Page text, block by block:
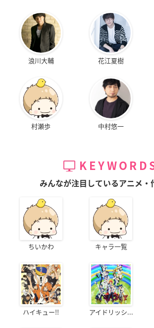
浪川大輔 花江夏樹
村瀬歩 中村悠一
みんなが注目しているアニメ・
ちいかわ キャラ一覧
ハイキュー!! アイドリッシ...